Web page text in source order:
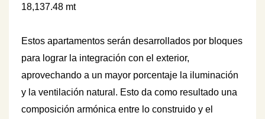
18,137.48 mt
Estos apartamentos serán desarrollados por bloques
para lograr la integración con el exterior,
aprovechando a un mayor porcentaje la iluminación
y la ventilación natural. Esto da como resultado una
composición armónica entre lo construido y el